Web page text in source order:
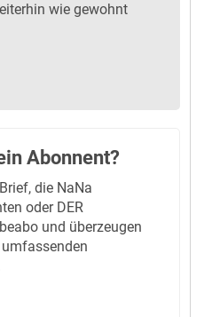
wie gewohnt
Abonnent?
die NaNa
oder DER
und überzeugen